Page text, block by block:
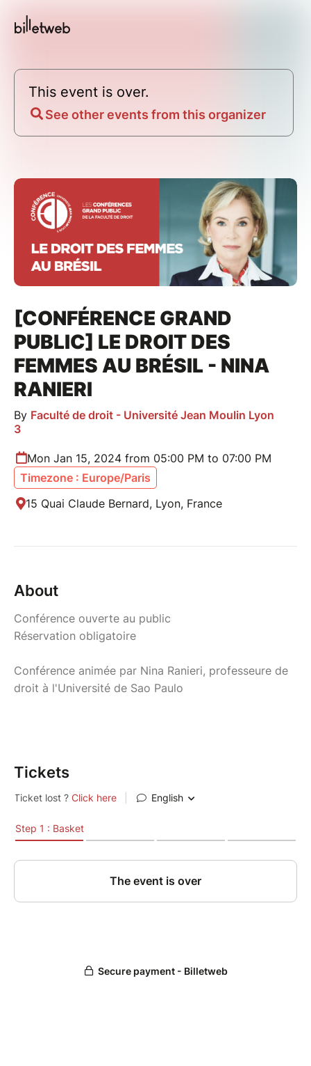
This event is over.
See other events from this organizer
[CONFÉRENCE GRAND
PUBLIC] LE DROIT DES
FEMMES AU BRÉSIL - NINA
RANIERI
By Faculté de droit - Université Jean Moulin Lyon
3
Mon Jan 15, 2024 from 05:00 PM to 07:00 PM
Timezone : Europe/Paris
15 Quai Claude Bernard, Lyon, France
About
Conférence ouverte au public
Réservation obligatoire
Conférence animée par Nina Ranieri, professeure de
droit à l'Université de Sao Paulo
Tickets